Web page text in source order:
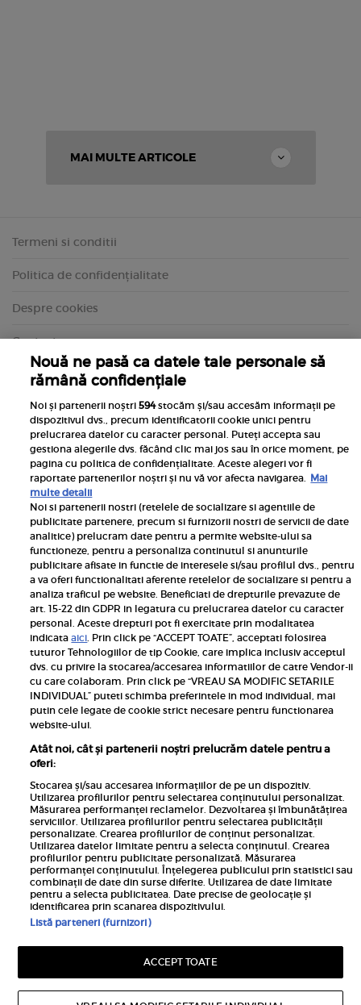
MAI MULTE ARTICOLE
Termeni si conditii
Politica de confidențialitate
Despre cookies
Contact
Inscrie-te la newsletterul UNICA
Pariază responsabil! Decizia ONJN nr. 821/25.09.2025.
Jocurile de noroc sunt interzise minorilor.
Links
Calculator sarcina
Rețete
Libertatea
Viva
Libertatea pentru femei
Avantaje
Nouă ne pasă ca datele tale personale să
rămână confidențiale
Noi și partenerii noștri594stocăm și/sau accesăm informații pe
dispozitivul dvs., precum identificatorii cookie unici pentru
prelucrarea datelor cu caracter personal. Puteți accepta sau
gestiona alegerile dvs. făcând clic mai jos sau în orice moment, pe
pagina cu politica de confidențialitate. Aceste alegeri vor fi
raportate partenerilor noștri și nu vă vor afecta navigarea. Mai
multe detalii
Noi si partenerii nostri (retelele de socializare si agentiile de
publicitate partenere, precum si furnizorii nostri de servicii de date
analitice) prelucram date pentru a permite website-ului sa
functioneze, pentru a personaliza continutul si anunturile
publicitare afisate in functie de interesele si/sau profilul dvs., pentru
a va oferi functionalitati aferente retelelor de socializare si pentru a
analiza traficul pe website. Beneficiati de drepturile prevazute de
art. 15-22 din GDPR in legatura cu prelucrarea datelor cu caracter
personal. Aceste drepturi pot fi exercitate prin modalitatea
indicataaici. Prin click pe “ACCEPT TOATE”, acceptati folosirea
tuturor Tehnologiilor de tip Cookie, care implica inclusiv acceptul
dvs. cu privire la stocarea/accesarea informatiilor de catre Vendor-ii
cu care colaboram. Prin click pe “VREAU SA MODIFIC SETARILE
INDIVIDUAL” puteti schimba preferintele in mod individual, mai
putin cele legate de cookie strict necesare pentru functionarea
website-ului.
Atât noi, cât și partenerii noștri prelucrăm datele pentru a
oferi:
Stocarea și/sau accesarea informațiilor de pe un dispozitiv.
Utilizarea profilurilor pentru selectarea conținutului personalizat.
Măsurarea performanței reclamelor. Dezvoltarea și îmbunătățirea
serviciilor. Utilizarea profilurilor pentru selectarea publicității
personalizate. Crearea profilurilor de conținut personalizat.
Utilizarea datelor limitate pentru a selecta conținutul. Crearea
profilurilor pentru publicitate personalizată. Măsurarea
performanței conținutului. Înțelegerea publicului prin statistici sau
combinații de date din surse diferite. Utilizarea de date limitate
pentru a selecta publicitatea. Date precise de geolocație și
identificarea prin scanarea dispozitivului.
Listă parteneri (furnizori)
ACCEPT TOATE